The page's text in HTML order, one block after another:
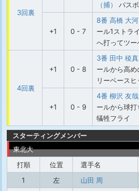
3回裏
（捕）
パス
+1 0 - 7
8番 高橋 大河
ール1ストラ
へ打ってツー
4回裏
+1 0 - 8
3番 田中 稜真
ールから高
リーベースヒ
+1 0 - 9
4番 柳沢 友哉
ールから球
犠牲フライ
スターティングメンバー
東北大
打順
位置 選手名
1
左 山田 周